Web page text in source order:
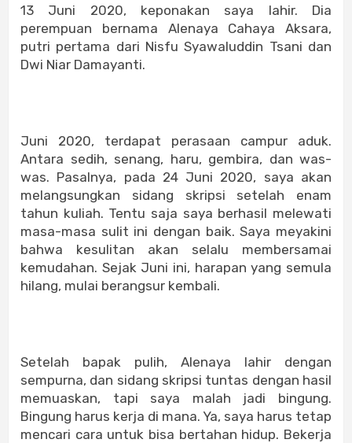
13 Juni 2020, keponakan saya lahir. Dia
perempuan bernama Alenaya Cahaya Aksara,
putri pertama dari Nisfu Syawaluddin Tsani dan
Dwi Niar Damayanti.
Juni 2020, terdapat perasaan campur aduk.
Antara sedih, senang, haru, gembira, dan was-
was. Pasalnya, pada 24 Juni 2020, saya akan
melangsungkan sidang skripsi setelah enam
tahun kuliah. Tentu saja saya berhasil melewati
masa-masa sulit ini dengan baik. Saya meyakini
bahwa kesulitan akan selalu membersamai
kemudahan. Sejak Juni ini, harapan yang semula
hilang, mulai berangsur kembali.
Setelah bapak pulih, Alenaya lahir dengan
sempurna, dan sidang skripsi tuntas dengan hasil
memuaskan, tapi saya malah jadi bingung.
Bingung harus kerja di mana. Ya, saya harus tetap
mencari cara untuk bisa bertahan hidup. Bekerja